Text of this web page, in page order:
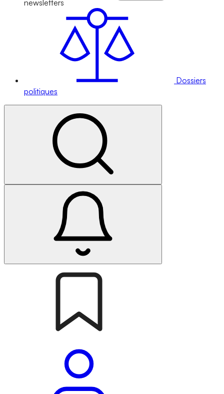
newsletters
Dossiers
politiques